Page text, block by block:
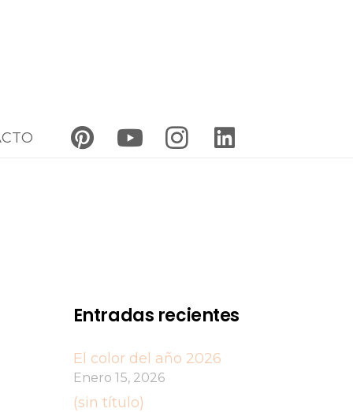
Entradas recientes
El color del año 2026
Enero 15, 2026
(sin título)